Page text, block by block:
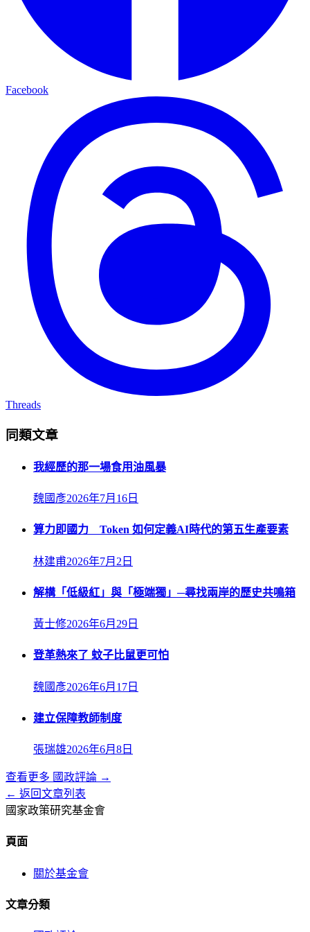
Facebook
Threads
同類文章
我經歷的那一場食用油風暴
魏國彥2026年7月16日
算力即國力 Token 如何定義AI時代的第五生產要素
林建甫2026年7月2日
解構「低級紅」與「極端獨」─尋找兩岸的歷史共鳴箱
黃士修2026年6月29日
登革熱來了 蚊子比鼠更可怕
魏國彥2026年6月17日
建立保障教師制度
張瑞雄2026年6月8日
查看更多 國政評論 →
← 返回文章列表
國家政策研究基金會
頁面
關於基金會
文章分類